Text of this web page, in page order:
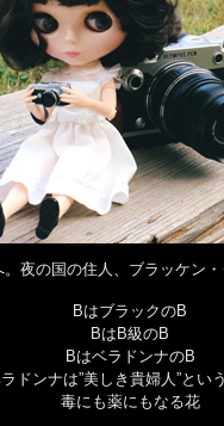
夜の国の住人、ブラッケン・
BはブラックのB
BはB級のB
BはベラドンナのB
ドンナは”美しき貴婦人”とい
毒にも薬にもなる花